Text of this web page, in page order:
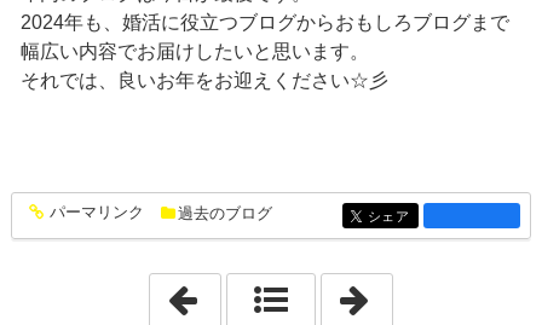
2024年も、婚活に役立つブログからおもしろブログまで
幅広い内容でお届けしたいと思います。
それでは、良いお年をお迎えください☆彡
entry1454
パーマリンク 過去のブログ entry1454
シェア
「2023年12月15日」